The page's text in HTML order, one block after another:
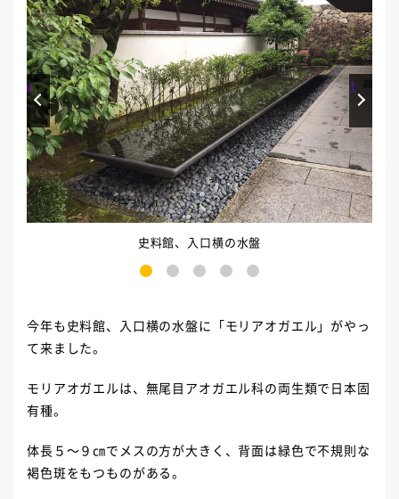
史料館、入口横の水盤
3 4 5
Prev Next
今年も史料館、入口横の水盤に「モリアオガエル」がやっ
て来ました。
モリアオガエルは、無尾目アオガエル科の両生類で日本固
有種。
体長５～９㎝でメスの方が大きく、背面は緑色で不規則な
褐色斑をもつものがある。